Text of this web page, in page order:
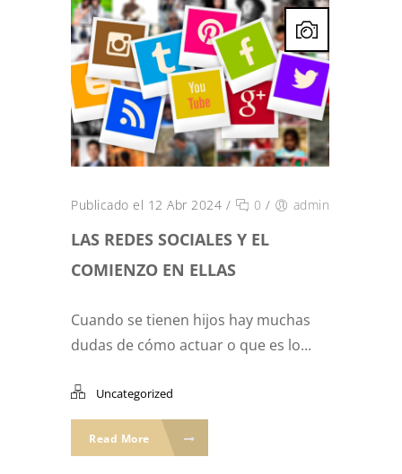
Publicado el 12 Abr 2024 / 0 / admin
LAS REDES SOCIALES Y EL
COMIENZO EN ELLAS
Cuando se tienen hijos hay muchas
dudas de cómo actuar o que es lo...
Uncategorized
Read More